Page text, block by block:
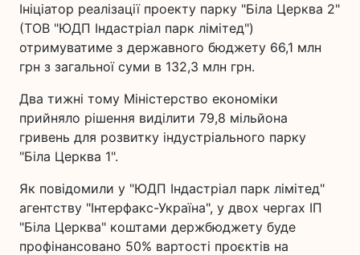
Ініціатор реалізації проекту парку "Біла Церква 2"
(ТОВ "ЮДП Індастріал парк лімітед")
отримуватиме з державного бюджету 66,1 млн
грн з загальної суми в 132,3 млн грн.
Два тижні тому Міністерство економіки
прийняло рішення виділити 79,8 мільйона
гривень для розвитку індустріального парку
"Біла Церква 1".
Як повідомили у "ЮДП Індастріал парк лімітед"
агентству "Інтерфакс-Україна", у двох чергах ІП
"Біла Церква" коштами держбюджету буде
профінансовано 50% вартості проєктів на